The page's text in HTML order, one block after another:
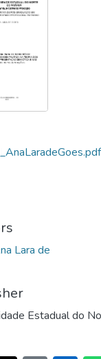
Lara de
Estadual do